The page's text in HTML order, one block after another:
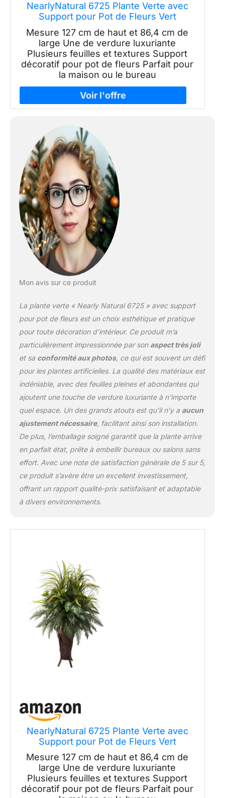
NearlyNatural 6725 Plante Verte avec
Support pour Pot de Fleurs Vert
Mesure 127 cm de haut et 86,4 cm de
large Une de verdure luxuriante
Plusieurs feuilles et textures Support
décoratif pour pot de fleurs Parfait pour
la maison ou le bureau
Mon avis sur ce produit
La plante verte « Nearly Natural 6725 » avec support
pour pot de fleurs est un choix esthétique et pratique
pour toute décoration d’intérieur. Ce produit m’a
particulièrement impressionnée par son aspect très joli
et sa conformité aux photos, ce qui est souvent un défi
pour les plantes artificielles. La qualité des matériaux est
indéniable, avec des feuilles pleines et abondantes qui
ajoutent une touche de verdure luxuriante à n’importe
quel espace. Un des grands atouts est qu’il n’y a aucun
ajustement nécessaire, facilitant ainsi son installation.
De plus, l’emballage soigné garantit que la plante arrive
en parfait état, prête à embellir bureaux ou salons sans
effort. Avec une note de satisfaction générale de 5 sur 5,
ce produit s’avère être un excellent investissement,
offrant un rapport qualité-prix satisfaisant et adaptable
à divers environnements.
NearlyNatural 6725 Plante Verte avec
Support pour Pot de Fleurs Vert
Mesure 127 cm de haut et 86,4 cm de
large Une de verdure luxuriante
Plusieurs feuilles et textures Support
décoratif pour pot de fleurs Parfait pour